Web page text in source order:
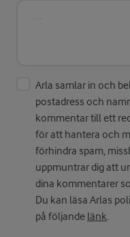
Arla samlar in och
postadress och
kommentar till ett
för att hantera och
förhindra spam,
uppmuntrar dig att
dina kommentarer
Du kan läsa Arlas
på följande länk.